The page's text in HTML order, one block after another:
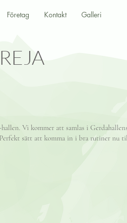
Företag Kontakt Galleri
Vi kommer att samlas i
Perfekt sätt att komma in i bra rutiner nu